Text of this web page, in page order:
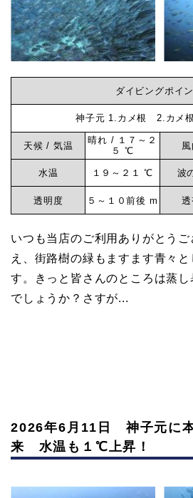
ダイビングポイ
神子元 1.カメ根 2.カメ
天候 / 気温
晴れ / １７～２
５ ℃
風
水温 １９～２１ ℃ 波
透明度 ５～１０前後 m
いつも当店のご利用ありがとう
え、街路樹の緑もますます青々
す。きっと皆さんのところは蒸
でしょうか？さすが...
2026年6月11日 神子元に
来 水温も１℃上昇！